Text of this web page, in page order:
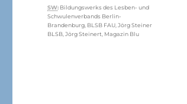
Schlagwörter
SW: Bildungswerks des Lesben- und
Schwulenverbands Berlin-
Brandenburg BLSB FAU ,Jörg Steiner
BLSB ,Jörg Steinert Magazin Blu